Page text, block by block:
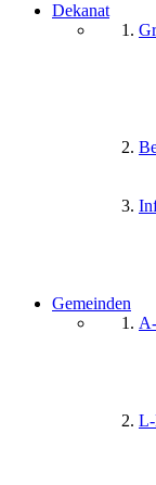
Dekanat
Gemeinden
L-